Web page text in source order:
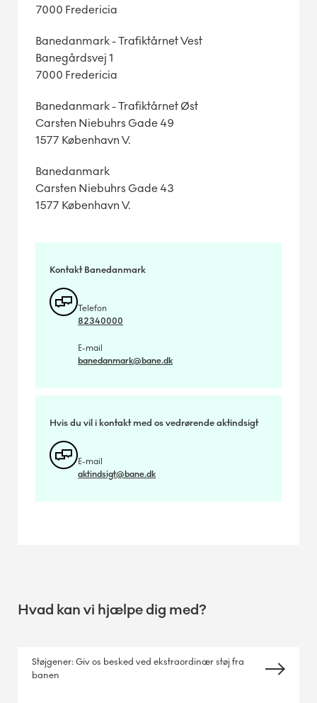
7000 Fredericia
Banedanmark - Trafiktårnet Vest
Banegårdsvej 1
7000 Fredericia
Banedanmark - Trafiktårnet Øst
Carsten Niebuhrs Gade 49
1577 København V.
Banedanmark
Carsten Niebuhrs Gade 43
1577 København V.
Kontakt Banedanmark
Telefon
82340000
E-mail
banedanmark@bane.dk
Hvis du vil i kontakt med os vedrørende aktindsigt
E-mail
aktindsigt@bane.dk
Hvad kan vi hjælpe dig med?
Støjgener: Giv os besked ved ekstraordinær støj fra
banen